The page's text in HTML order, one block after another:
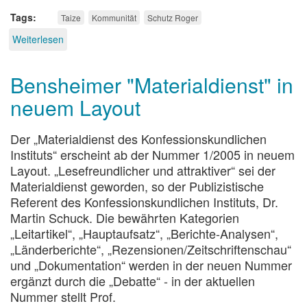
Tags Taize Kommunität Schutz Roger
Weiterlesen
Ökumene
Bensheimer "Materialdienst" in
neuem Layout
Der „Materialdienst des Konfessionskundlichen
Instituts“ erscheint ab der Nummer 1/2005 in neuem
Layout. „Lesefreundlicher und attraktiver“ sei der
Materialdienst geworden, so der Publizistische
Referent des Konfessionskundlichen Instituts, Dr.
Martin Schuck. Die bewährten Kategorien
„Leitartikel“, „Hauptaufsatz“, „Berichte-Analysen“,
„Länderberichte“, „Rezensionen/Zeitschriftenschau“
und „Dokumentation“ werden in der neuen Nummer
ergänzt durch die „Debatte“ - in der aktuellen
Nummer stellt Prof.